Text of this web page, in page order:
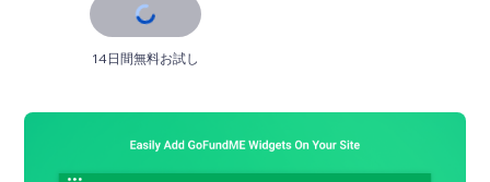
14日間無料お試し